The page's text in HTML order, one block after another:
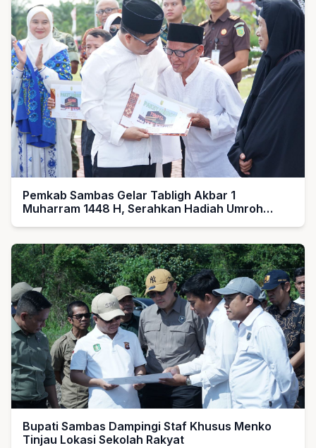
Pemkab Sambas Gelar Tabligh Akbar 1
Muharram 1448 H, Serahkan Hadiah Umroh
Bupati Sambas Dampingi Staf Khusus Menko
Tinjau Lokasi Sekolah Rakyat